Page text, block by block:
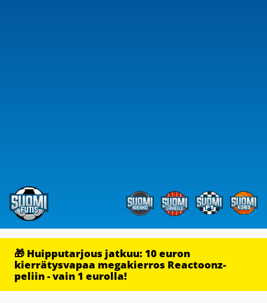
🎁 Huipputarjous jatkuu: 10 euron
kierrätysvapaa megakierros Reactoonz-
peliin - vain 1 eurolla!